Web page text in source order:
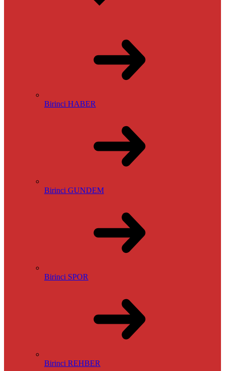
Birinci HABER
Birinci GUNDEM
Birinci SPOR
Birinci REHBER